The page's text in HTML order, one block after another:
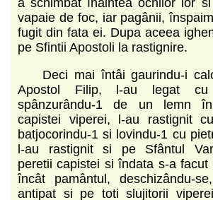
vapaie de foc, iar pagânii,
fugit din fata ei. Dupa aceea
pe Sfintii Apostoli la rastignire.
Deci mai întâi gaurindu-i
Apostol Filip, l-au legat
spânzurându-1 de un lemn
capistei viperei, l-au rastignit
batjocorindu-1 si lovindu-1 cu
l-au rastignit si pe Sfântul
peretii capistei si îndata s-a facut
încât pamântul, deschizându-
antipat si pe toti slujitorii